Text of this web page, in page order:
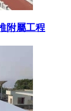
附屬工程